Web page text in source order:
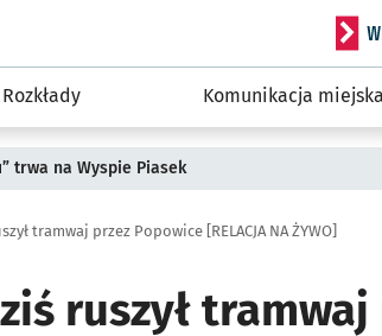
Rozkłady Komunikacja miejska
trwa na Wyspie Piasek
tramwaj przez Popowice [RELACJA NA ŻYWO]
ruszył tramwaj